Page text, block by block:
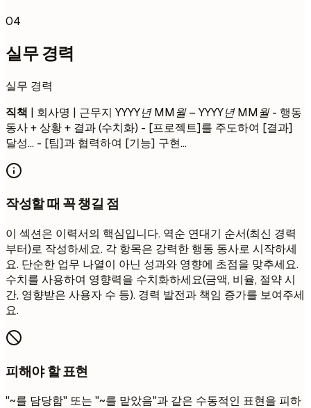
04
실무 경력
실무 경력
직책 | 회사명 | 근무지 YYYY년 MM월 – YYYY년 MM월- 행동
동사 + 상황 + 결과 (수치화) - [프로젝트]를 주도하여 [결과]
달성... - [팀]과 협력하여 [기능] 구현...
작성할 때 꼭 챙길 점
이 섹션은 이력서의 핵심입니다. 역순 연대기 순서(최신 경력
부터)로 작성하세요. 각 항목은 강력한 행동 동사로 시작하세
요. 단순한 업무 나열이 아닌 성과와 영향에 초점을 맞추세요.
수치를 사용하여 영향력을 수치화하세요(금액, 비율, 절약 시
간, 영향받은 사용자 수 등). 경력 발전과 책임 증가를 보여주세
요.
피해야 할 표현
"~를 담당함" 또는 "~를 맡았음"과 같은 수동적인 표현을 피하